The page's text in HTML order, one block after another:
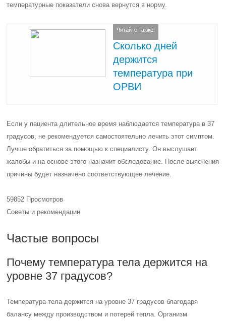
температурные показатели снова вернутся в норму.
Читайте также:
Сколько дней
держится
температура при
ОРВИ
Если у пациента длительное время наблюдается температура в 37
градусов, не рекомендуется самостоятельно лечить этот симптом.
Лучше обратиться за помощью к специалисту. Он выслушает
жалобы и на основе этого назначит обследование. После выяснения
причины будет назначено соответствующее лечение.
59852 Просмотров
Советы и рекомендации
Частые вопросы
Почему температура тела держится на
уровне 37 градусов?
Температура тела держится на уровне 37 градусов благодаря
балансу между производством и потерей тепла. Организм